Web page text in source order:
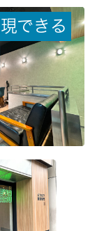
現で き る